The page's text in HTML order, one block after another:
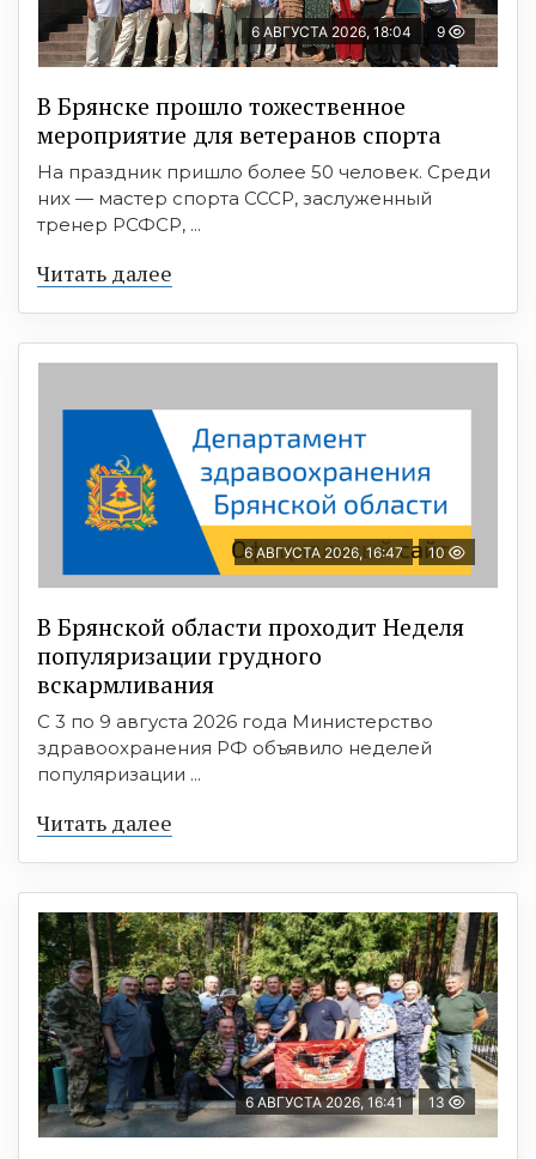
6 АВГУСТА 2026, 18:04 9
В Брянске прошло тожественное
мероприятие для ветеранов спорта
На праздник пришло более 50 человек. Среди
них — мастер спорта СССР, заслуженный
тренер РСФСР, ...
Читать далее
6 АВГУСТА 2026, 16:47 10
В Брянской области проходит Неделя
популяризации грудного
вскармливания
С 3 по 9 августа 2026 года Министерство
здравоохранения РФ объявило неделей
популяризации ...
Читать далее
6 АВГУСТА 2026, 16:41 13